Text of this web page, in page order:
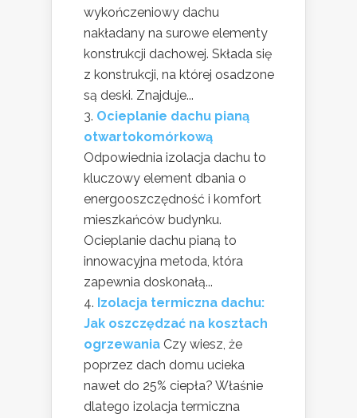
wykończeniowy dachu
nakładany na surowe elementy
konstrukcji dachowej. Składa się
z konstrukcji, na której osadzone
są deski. Znajduje...
Ocieplanie dachu pianą
otwartokomórkową
Odpowiednia izolacja dachu to
kluczowy element dbania o
energooszczędność i komfort
mieszkańców budynku.
Ocieplanie dachu pianą to
innowacyjna metoda, która
zapewnia doskonałą...
Izolacja termiczna dachu:
Jak oszczędzać na kosztach
ogrzewania Czy wiesz, że
poprzez dach domu ucieka
nawet do 25% ciepła? Właśnie
dlatego izolacja termiczna